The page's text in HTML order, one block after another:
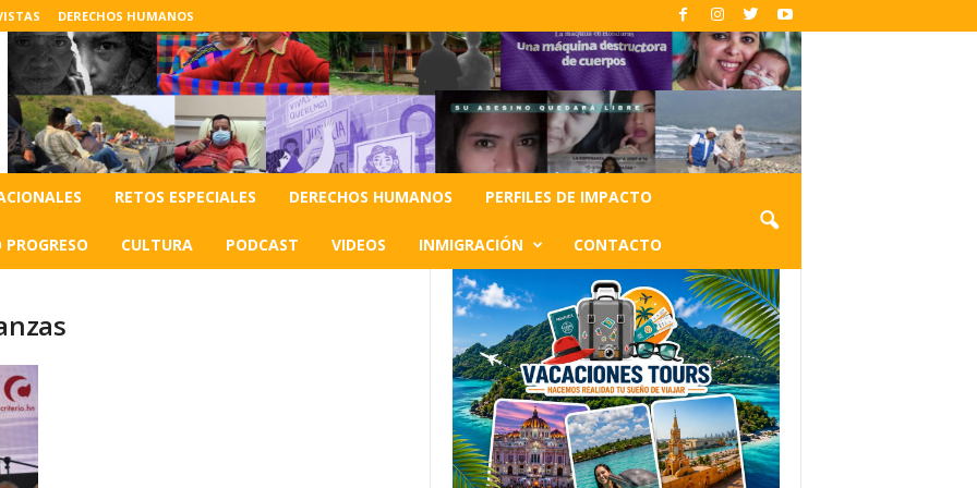
DERECHOS HUMANOS
RETOS ESPECIALES DERECHOS HUMANOS PERFILES DE IMPACTO
PROGRESO CULTURA PODCAST VIDEOS INMIGRACIÓN CONTACTO